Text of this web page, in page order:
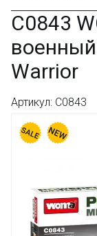
C0843
Warrior
Артикул: C0843